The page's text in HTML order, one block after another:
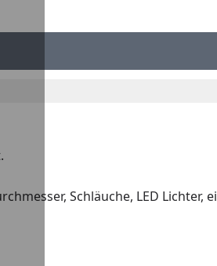
Schläuche, LED